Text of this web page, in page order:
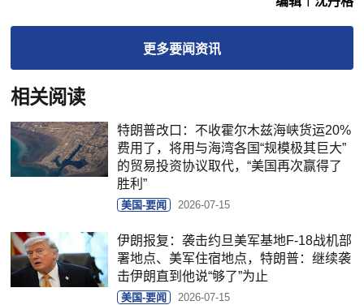
更多要闻资讯
相关阅读
特朗普改口：不收霍尔木兹海峡货运20%
费用了，将用与海湾各国“规模极其巨大”
的贸易投资协议取代，“美国再次赢得了
胜利”
美国-要闻 2026-07-15
伊朗报复：袭击约旦美军基地F-18战机部
署地点、美军住宿地点，特朗普：继续袭
击伊朗直到他说“够了”为止
美国-要闻 2026-07-15